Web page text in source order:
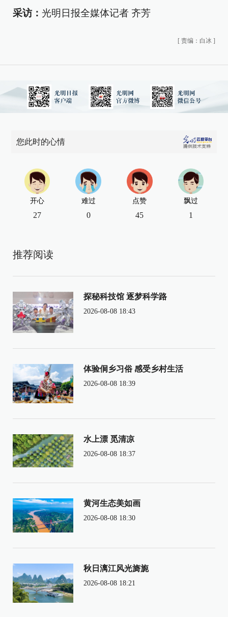
采访： 光明日报全媒体记者 齐芳
[ 责编：白冰 ]
您此时的心情
开心
27
难过
0
点赞
45
飘过
1
推荐阅读
探秘科技馆 逐梦科学路
2026-08-08 18:43
体验侗乡习俗 感受乡村生活
2026-08-08 18:39
水上漂 觅清凉
2026-08-08 18:37
黄河生态美如画
2026-08-08 18:30
秋日漓江风光旖旎
2026-08-08 18:21